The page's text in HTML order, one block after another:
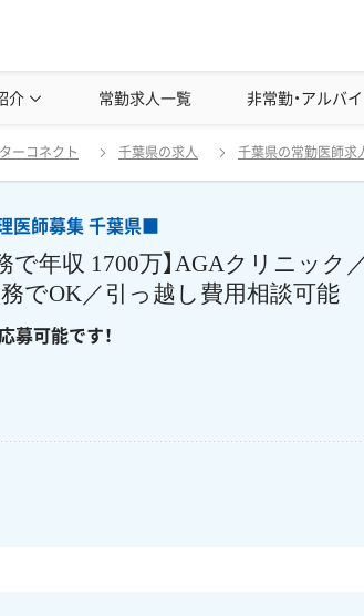
介 ドクターコ
常勤求人一覧 非常勤・アルバ
情報 美容外科・美容皮膚科の医師転職体
ーコネクト 千葉県の求人 千葉県の常勤医師求
医師募集 千葉県■
で年収 1700万】AGAクリニッ
でOK／引っ越し費用相談可能
募可能です！
勤管理医師募集 千葉県■ 【千葉・柏／月16日勤